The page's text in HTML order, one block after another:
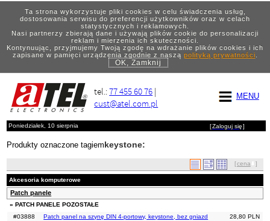
Ta strona wykorzystuje pliki cookies w celu świadczenia usług,
dostosowania serwisu do preferencji użytkowników oraz w celach
statystycznych i reklamowych.
Nasi partnerzy zbierają dane i używają plików cookie do personalizacji
reklam i mierzenia ich skuteczności.
Kontynuując, przyjmujemy Twoją zgodę na wdrażanie plików cookies i ich
zapisane w pamięci urządzenia zgodnie z naszą polityką prywatności.
OK, Zamknij
MENU
tel.:77 455 60 76 |
cust@atel.com.pl
Poniedziałek, 10 sierpnia [Zaloguj się]
Produkty oznaczone tagiemkeystone:
[cena ]
Akcesoria komputerowe
Patch panele
» PATCH PANELE POZOSTAŁE
28,80 PLN
#03888
Patch panel na szynę DIN 4-portowy, keystone, bez gniazd